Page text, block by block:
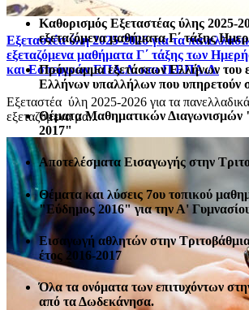
Εξεταστέα ύλη 2025-2026 για τα
εξεταζόμενα μαθήματα Γ΄ τάξης των
και Εσπερινών ΕΠΑ.Λ. και Π.ΕΠΑ.Λ.
Εξεταστέα ύλη 2025-2026 για τα πανελλαδικά
εξεταζόμενα μα...
Καθορισμός Eξεταστέας ύλης 2025-
εξεταζόμενα μαθήματα Γ΄ τάξης
Πρόγραμμα εξετάσεων Ελλήνων του
Ελλήνων υπαλλήλων που υπηρετούν
Θέματα Μαθηματικών
2017"
Αποτελέσματα Εισαγωγής στην
Θέματα και λύσεις 7ου τοπικού
"Εύδημος 2016" για την Α'
Εισαγωγή αθλητών στην
έτος 2016-2017
Όλα τα ονόματα των επιτυχόντων
από τα Δωδεκάνησα.